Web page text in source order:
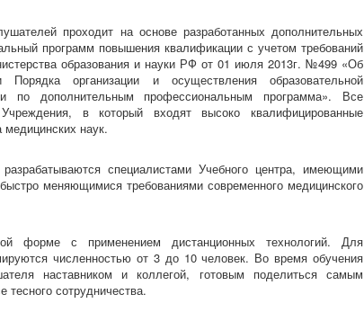
проходит на основе разработанных дополнительных
программ повышения квалификации с учетом требований
образования и науки РФ от 01 июля 2013г. №499 «Об
Порядка организации и осуществления образовательной
по дополнительным профессиональным программа». Все
в который входят высоко квалифицированные
наук.
специалистами Учебного центра, имеющими
меняющимися требованиями современного медицинского
форме с применением дистанционных технологий. Для
численностью от 3 до 10 человек. Во время обучения
наставником и коллегой, готовым поделиться самым
сотрудничества.